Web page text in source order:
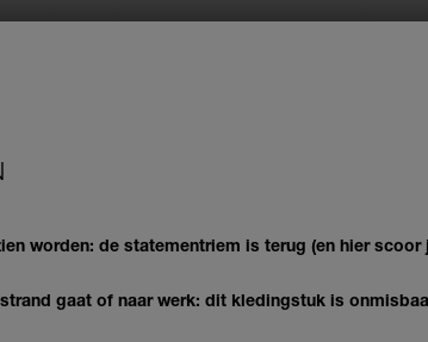
worden: de statementriem is terug (en hier scoor
gaat of naar werk: dit kledingstuk is